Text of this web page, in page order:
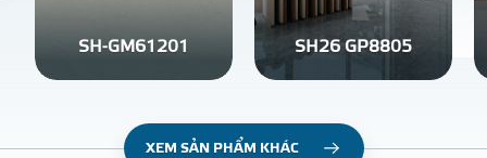
SH-GM61201 SH26 GP8805
XEM SẢN PHẨM KHÁC